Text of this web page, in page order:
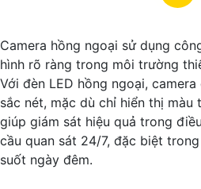
đều không thoát khỏi tầm mắt
Camera hồng ngoại sử dụng
hình rõ ràng trong môi trường
Với đèn LED hồng ngoại,
sắc nét, mặc dù chỉ hiển thị màu
giúp giám sát hiệu quả trong
cầu quan sát 24/7, đặc biệt
suốt ngày đêm.